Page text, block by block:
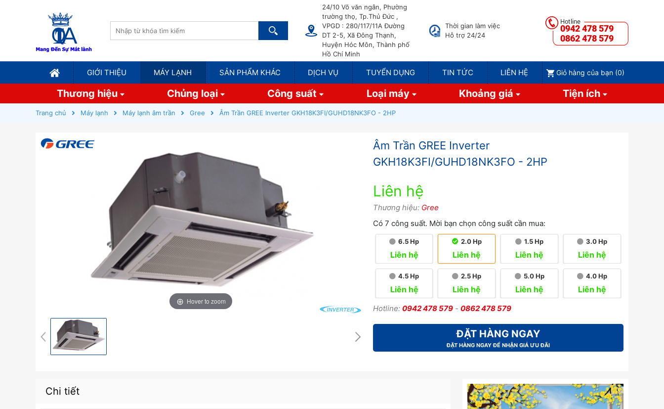
24/10 Võ văn ngân, Phường
trường thọ, Tp.Thủ Đức ,
VPGD : 280/117/11A Đường
DT 2-5, Xã Đông Thạnh,
Huyện Hóc Môn, Thành phố
Hồ Chí Minh
Thời gian làm việc
Hỗ trợ 24/24
0942 478 579
0862 478 579
GIỚI THIỆU MÁY LẠNH SẢN PHẨM KHÁC DỊCH VỤ TUYỂN DỤNG TIN TỨC LIÊN HỆ Giỏ hàng của bạn (0)
Thương hiệu Chủng loại Công suất Loại máy Khoảng giá Tiện ích
Trang chủ Máy lạnh Máy lạnh âm trần Gree Âm Trần GREE Inverter GKH18K3FI/GUHD18NK3FO - 2HP
Hover to zoom
Âm Trần GREE Inverter
GKH18K3FI/GUHD18NK3FO - 2HP
Liên hệ
Thương hiệu: Gree
Có 7 công suất. Mời bạn chọn công suất cần mua:
6.5 Hp
Liên hệ
2.0 Hp
Liên hệ
1.5 Hp
Liên hệ
3.0 Hp
Liên hệ
4.5 Hp
Liên hệ
2.5 Hp
Liên hệ
5.0 Hp
Liên hệ
4.0 Hp
Liên hệ
Hotline: 0942 478 579- 0862 478 579
ĐẶT HÀNG NGAY
ĐẶT HÀNG NGAY ĐỂ NHẬN GIÁ ƯU ĐÃI
Chi tiết